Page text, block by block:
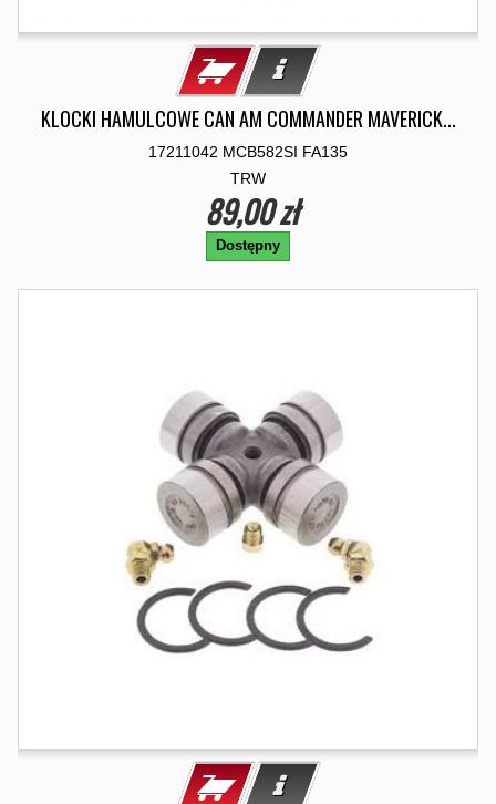
KLOCKI HAMULCOWE CAN AM COMMANDER MAVERICK...
17211042 MCB582SI FA135
TRW
89,00 zł
Dostępny